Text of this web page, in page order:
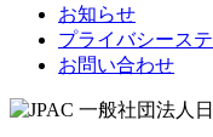
お知らせ
プライバシース
お問い合わせ